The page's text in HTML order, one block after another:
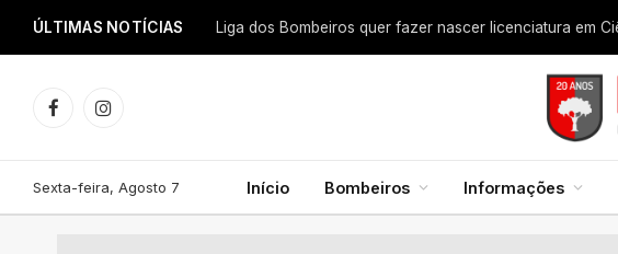
ÚLTIMAS NOTÍCIAS
FacebookInstagram
Sexta-feira, Agosto 7 Início Bombeiros Informações